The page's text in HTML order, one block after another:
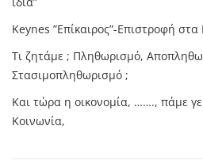
Keynes ”Επίκαιρος”-Επιστροφή
Τι ζητάμε ; Πληθωρισμό,
Στασιμοπληθωρισμό ;
Και τώρα η οικονομία, ……., πάμε
Κοινωνία,